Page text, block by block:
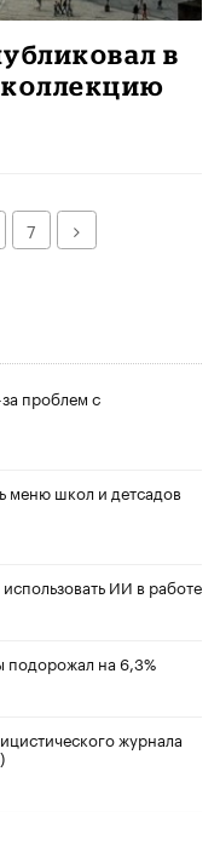
в
7 Далее
проблем с
меню школ и детсадов
ИИ в работе
на 6,3%
журнала